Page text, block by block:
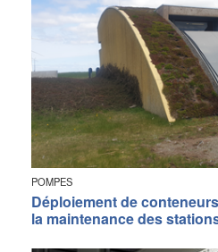
POMPES
Déploiement de
la maintenance des